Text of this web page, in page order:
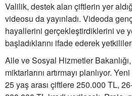
Valilik, destek alan çiftlerin yer
videosu da yayınladı. Videoda
hayallerini gerçekleştirdiklerini ve
başladıklarını ifade ederek
Aile ve Sosyal Hizmetler
miktarlarını artırmayı planlıyor.
25 yaş arası çiftlere 250.000 TL,